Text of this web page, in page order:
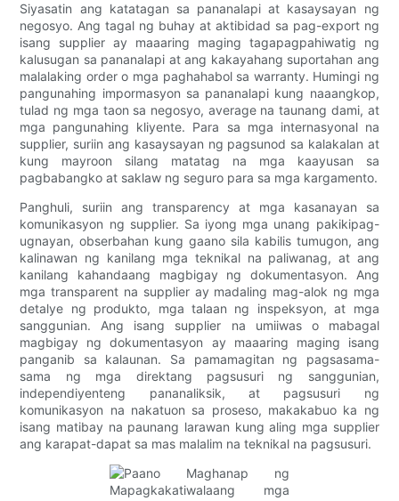
Siyasatin ang katatagan sa pananalapi at kasaysayan ng
negosyo. Ang tagal ng buhay at aktibidad sa pag-export ng
isang supplier ay maaaring maging tagapagpahiwatig ng
kalusugan sa pananalapi at ang kakayahang suportahan ang
malalaking order o mga paghahabol sa warranty. Humingi ng
pangunahing impormasyon sa pananalapi kung naaangkop,
tulad ng mga taon sa negosyo, average na taunang dami, at
mga pangunahing kliyente. Para sa mga internasyonal na
supplier, suriin ang kasaysayan ng pagsunod sa kalakalan at
kung mayroon silang matatag na mga kaayusan sa
pagbabangko at saklaw ng seguro para sa mga kargamento.
Panghuli, suriin ang transparency at mga kasanayan sa
komunikasyon ng supplier. Sa iyong mga unang pakikipag-
ugnayan, obserbahan kung gaano sila kabilis tumugon, ang
kalinawan ng kanilang mga teknikal na paliwanag, at ang
kanilang kahandaang magbigay ng dokumentasyon. Ang
mga transparent na supplier ay madaling mag-alok ng mga
detalye ng produkto, mga talaan ng inspeksyon, at mga
sanggunian. Ang isang supplier na umiiwas o mabagal
magbigay ng dokumentasyon ay maaaring maging isang
panganib sa kalaunan. Sa pamamagitan ng pagsasama-
sama ng mga direktang pagsusuri ng sanggunian,
independiyenteng pananaliksik, at pagsusuri ng
komunikasyon na nakatuon sa proseso, makakabuo ka ng
isang matibay na paunang larawan kung aling mga supplier
ang karapat-dapat sa mas malalim na teknikal na pagsusuri.